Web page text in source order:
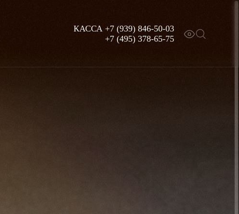
КАССА +7 (939) 846-50-03
+7 (495) 378-65-75